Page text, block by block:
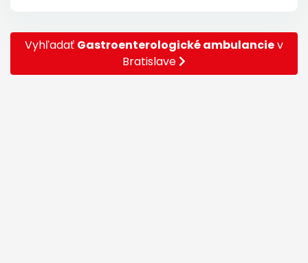
Vyhľadať Gastroenterologické ambulanciev
Bratislave